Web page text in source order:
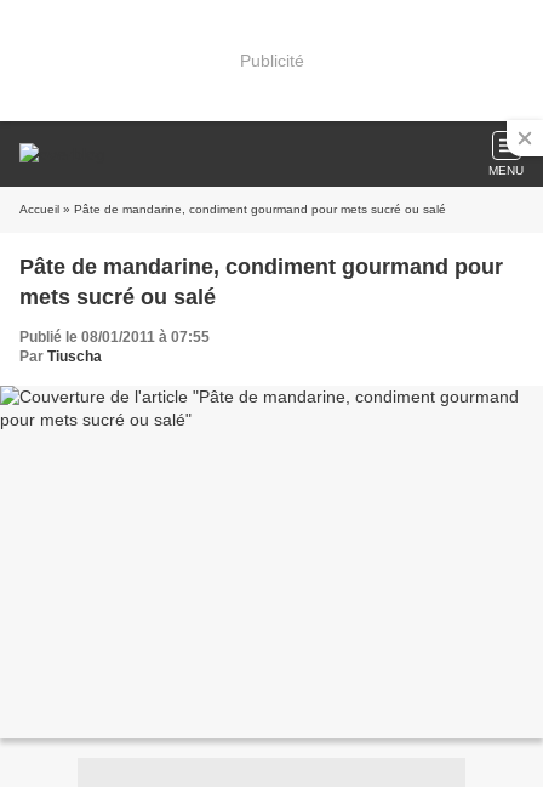
Publicité
MENU
Accueil » Pâte de mandarine, condiment gourmand pour mets sucré ou salé
Pâte de mandarine, condiment gourmand pour
mets sucré ou salé
Publié le 08/01/2011 à 07:55
Par Tiuscha